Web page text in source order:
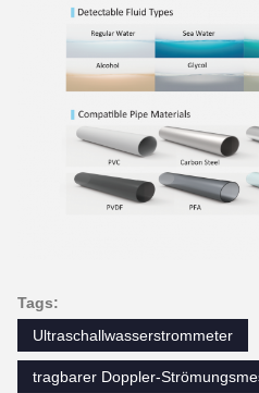
Tags:
Ultraschallwasserstrommeter
tragbarer Doppler-